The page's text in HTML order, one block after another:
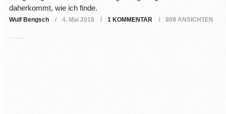
daherkommt, wie ich finde.
Wulf Bengsch 4. Mai 2018 1 KOMMENTAR 809 ANSICHTEN